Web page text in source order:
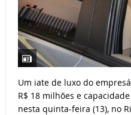
Um iate de luxo do
R$ 18 milhões e
nesta quinta-feira (13), no